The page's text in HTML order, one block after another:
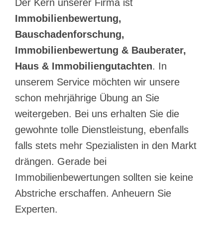
Der Kern unserer Firma ist
Immobilienbewertung,
Bauschadenforschung,
Immobilienbewertung & Bauberater,
Haus & Immobiliengutachten. In
unserem Service möchten wir unsere
schon mehrjährige Übung an Sie
weitergeben. Bei uns erhalten Sie die
gewohnte tolle Dienstleistung, ebenfalls
falls stets mehr Spezialisten in den Markt
drängen. Gerade bei
Immobilienbewertungen sollten sie keine
Abstriche erschaffen. Anheuern Sie
Experten.